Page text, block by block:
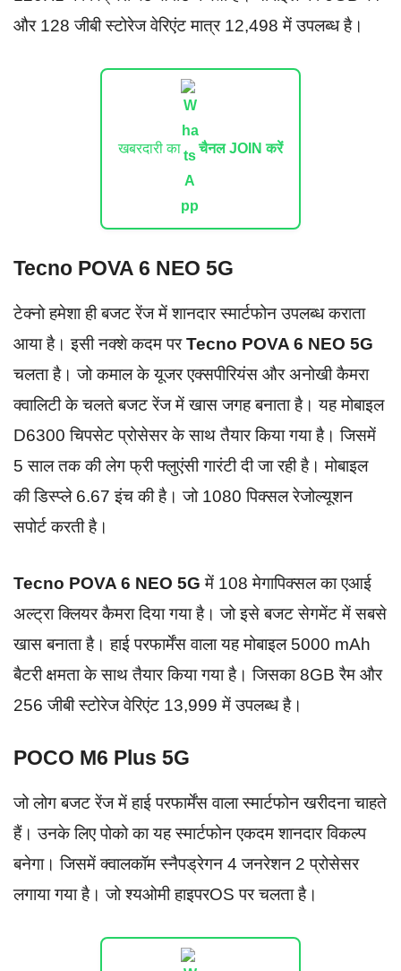
और 128 जीबी स्टोरेज वेरिएंट मात्र 12,498 में उपलब्ध है।
खबरदारी का चैनल JOIN करें
Tecno POVA 6 NEO 5G
टेक्नो हमेशा ही बजट रेंज में शानदार स्मार्टफोन उपलब्ध कराता
आया है। इसी नक्शे कदम परTecno POVA 6 NEO 5G
चलता है। जो कमाल के यूजर एक्सपीरियंस और अनोखी कैमरा
क्वालिटी के चलते बजट रेंज में खास जगह बनाता है। यह मोबाइल
D6300 चिपसेट प्रोसेसर के साथ तैयार किया गया है। जिसमें
5 साल तक की लेग फ्री फ्लुएंसी गारंटी दी जा रही है। मोबाइल
की डिस्प्ले 6.67 इंच की है। जो 1080 पिक्सल रेजोल्यूशन
सपोर्ट करती है।
Tecno POVA 6 NEO 5G में 108 मेगापिक्सल का एआई
अल्ट्रा क्लियर कैमरा दिया गया है। जो इसे बजट सेगमेंट में सबसे
खास बनाता है। हाई परफार्मेंस वाला यह मोबाइल 5000 mAh
बैटरी क्षमता के साथ तैयार किया गया है। जिसका 8GB रैम और
256 जीबी स्टोरेज वेरिएंट 13,999 में उपलब्ध है।
POCO M6 Plus 5G
जो लोग बजट रेंज में हाई परफार्मेंस वाला स्मार्टफोन खरीदना चाहते
हैं। उनके लिए पोको का यह स्मार्टफोन एकदम शानदार विकल्प
बनेगा। जिसमें क्वालकॉम स्नैपड्रेगन 4 जनरेशन 2 प्रोसेसर
लगाया गया है। जो श्यओमी हाइपरOS पर चलता है।